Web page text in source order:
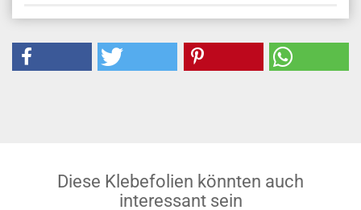
Diese Klebefolien könnten auch
interessant sein